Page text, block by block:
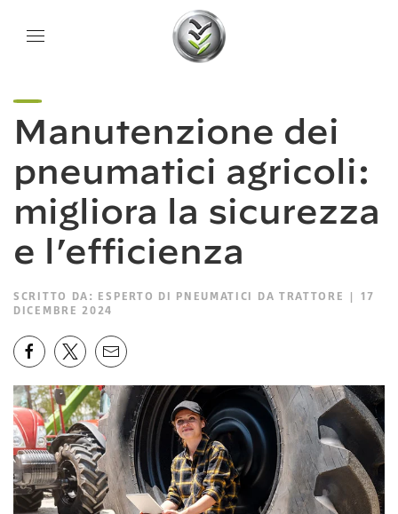
Manutenzione dei
pneumatici agricoli:
migliora la sicurezza
e l’efficienza
SCRITTO DA: ESPERTO DI PNEUMATICI DA TRATTORE
| 17
DICEMBRE 2024